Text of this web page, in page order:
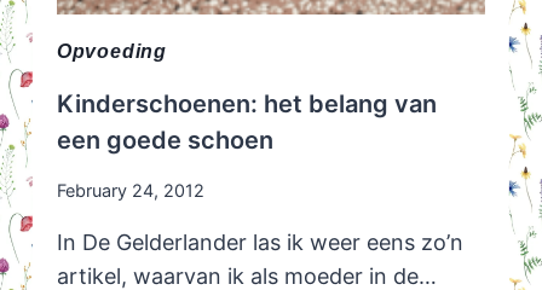
Opvoeding
Kinderschoenen: het belang van
een goede schoen
February 24, 2012
In De Gelderlander las ik weer eens zo’n
artikel, waarvan ik als moeder in de…